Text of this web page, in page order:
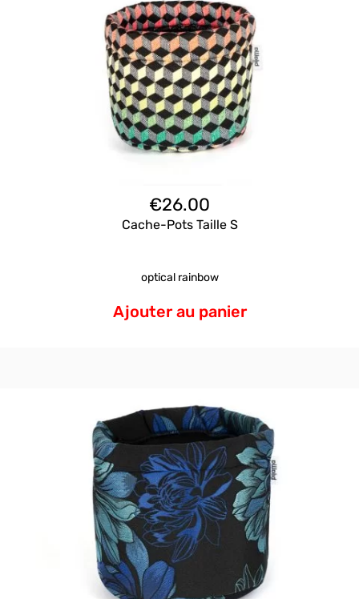
€26.00
Cache-Pots Taille S
optical rainbow
Ajouter au panier